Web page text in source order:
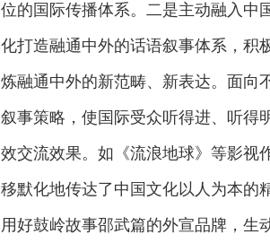
位的国际传播体系。二是主动融入中
化打造融通中外的话语叙事体系，积
炼融通中外的新范畴、新表达。面向
叙事策略，使国际受众听得进、听得
效交流效果。如《流浪地球》等影视
移默化地传达了中国文化以人为本的
用好鼓岭故事邵武篇的外宣品牌，生